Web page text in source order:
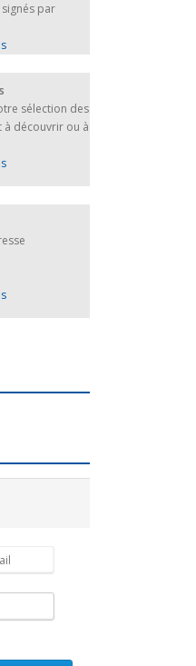
par
sélection des
à découvrir ou à